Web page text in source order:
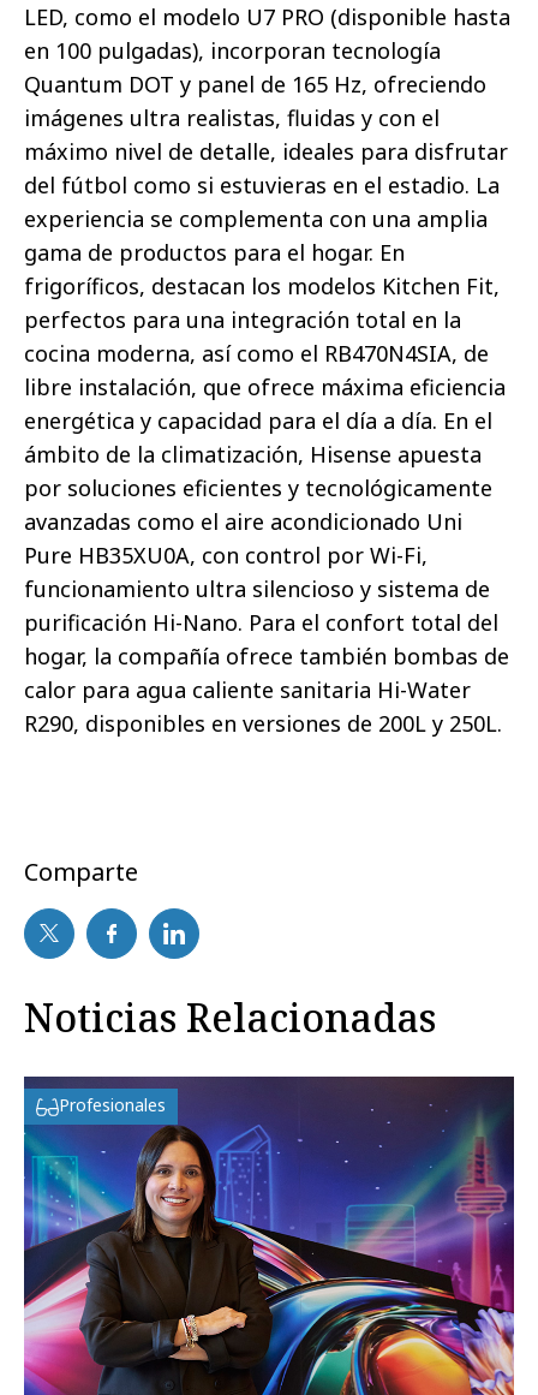
LED, como el modelo U7 PRO (disponible hasta
en 100 pulgadas), incorporan tecnología
Quantum DOT y panel de 165 Hz, ofreciendo
imágenes ultra realistas, fluidas y con el
máximo nivel de detalle, ideales para disfrutar
del fútbol como si estuvieras en el estadio. La
experiencia se complementa con una amplia
gama de productos para el hogar. En
frigoríficos, destacan los modelos Kitchen Fit,
perfectos para una integración total en la
cocina moderna, así como el RB470N4SIA, de
libre instalación, que ofrece máxima eficiencia
energética y capacidad para el día a día. En el
ámbito de la climatización, Hisense apuesta
por soluciones eficientes y tecnológicamente
avanzadas como el aire acondicionado Uni
Pure HB35XU0A, con control por Wi-Fi,
funcionamiento ultra silencioso y sistema de
purificación Hi-Nano. Para el confort total del
hogar, la compañía ofrece también bombas de
calor para agua caliente sanitaria Hi-Water
R290, disponibles en versiones de 200L y 250L.
Comparte
Noticias Relacionadas
Profesionales